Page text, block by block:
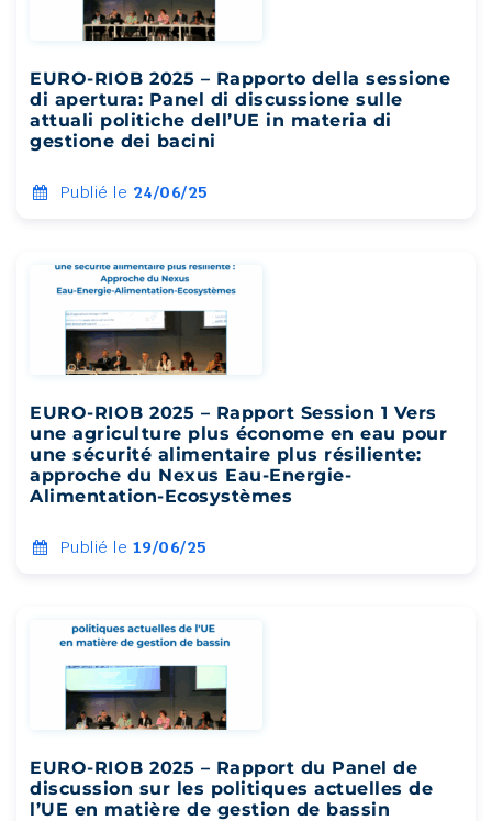
EURO-RIOB 2025 – Rapporto della sessione
di apertura: Panel di discussione sulle
attuali politiche dell’UE in materia di
gestione dei bacini
Publié le 24/06/25
EURO-RIOB 2025 – Rapport Session 1 Vers
une agriculture plus économe en eau pour
une sécurité alimentaire plus résiliente:
approche du Nexus Eau-Energie-
Alimentation-Ecosystèmes
Publié le 19/06/25
EURO-RIOB 2025 – Rapport du Panel de
discussion sur les politiques actuelles de
l’UE en matière de gestion de bassin